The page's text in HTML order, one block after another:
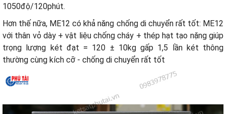
1050độ/120phút.
Hơn thế nữa, ME12 có khả năng chống di chuyển rất tốt: ME12
với thân vỏ dày + vật liệu chống cháy + thép hạt tạo nặng giúp
trọng lượng két đạt = 120 ± 10kg gấp 1,5 lần két thông
thường cùng kích cỡ - chống di chuyển rất tốt